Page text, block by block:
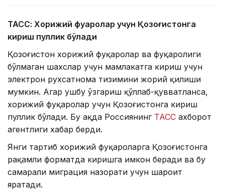
ТАСС: Хорижий фуқаролар учун Қозоғистонга
кириш пуллик бўлади
Қозоғистон хорижий фуқаролар ва фуқаролиги
бўлмаган шахслар учун мамлакатга кириш учун
электрон рухсатнома тизимини жорий қилиши
мумкин. Агар ушбу ўзгариш қўллаб-қувватланса,
хорижий фуқаролар учун Қозоғистонга кириш
пуллик бўлади. Бу ҳақда Россиянинг ТАСС ахборот
агентлиги хабар берди.
Янги тартиб хорижий фуқароларга Қозоғистонга
рақамли форматда киришга имкон беради ва бу
самарали миграция назорати учун шароит
яратади.